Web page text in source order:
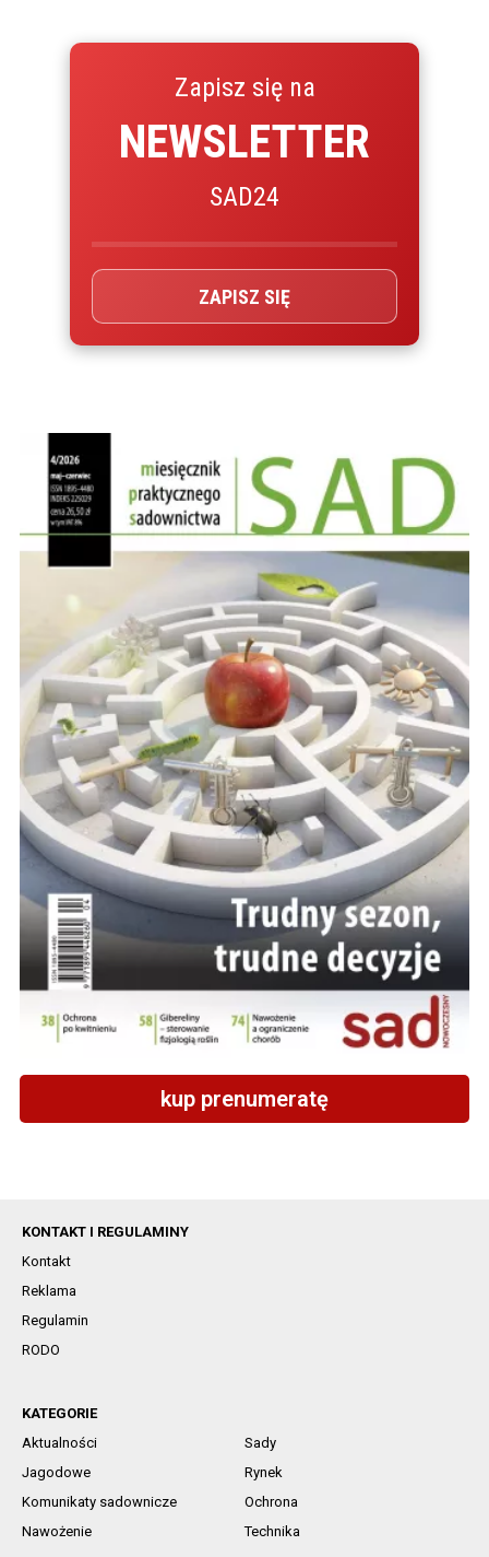
Zapisz się na
NEWSLETTER
SAD24
ZAPISZ SIĘ
kup prenumeratę
KONTAKT I REGULAMINY
Kontakt
Reklama
Regulamin
RODO
KATEGORIE
Aktualności
Sady
Jagodowe
Rynek
Komunikaty sadownicze
Ochrona
Nawożenie
Technika